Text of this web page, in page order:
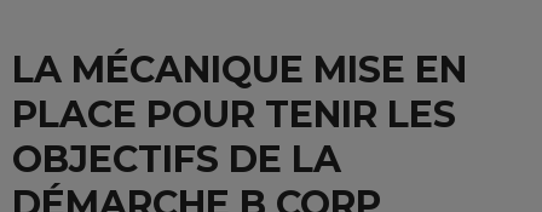
LA MÉCANIQUE MISE EN
PLACE POUR TENIR LES
OBJECTIFS DE LA